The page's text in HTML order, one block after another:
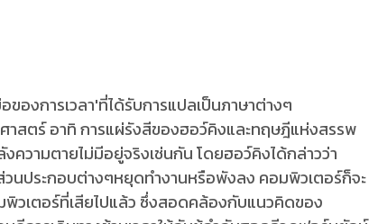
งการเวลา'ที่ได้รับการแปลเป็นภาษาต่างๆ
าสตร์ อาทิ การแผ่รังสีของฮอว์คิงและทฤษฎีแห่งสรรพ
ความตายไม่มีอยู่จริงเช่นกัน โดยฮอว์คิงได้กล่าวว่า
นประกอบต่างๆหยุดทำงานหรือพังลง คอมพิวเตอร์ก็จะ
วเตอร์ที่เสียไปแล้ว ซึ่งสอดคล้องกับแนวคิดของ